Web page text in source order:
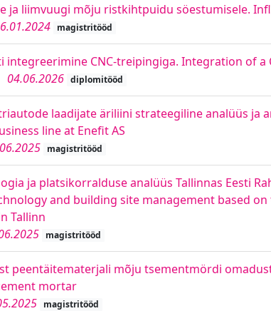
ja liimvuugi mõju ristkihtpuidu söestumisele.
magistritööd
integreerimine CNC-treipingiga. Integration of a
04.06.2026 diplomitööd
laadijate äriliini strateegiline analüüs ja
line at Enefit AS
magistritööd
ja platsikorralduse analüüs Tallinnas Eesti
and building site management based
Tallinn
magistritööd
peentäitematerjali mõju tsementmördi
mortar
magistritööd